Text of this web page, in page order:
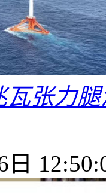
瓦张力
日